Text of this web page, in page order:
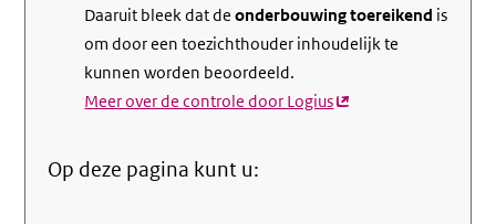
Daaruit bleek dat deonderbouwing toereikend is
om door een toezichthouder inhoudelijk te
kunnen worden beoordeeld.
Meer over de controle door Logius(externe
Op deze pagina kunt u: